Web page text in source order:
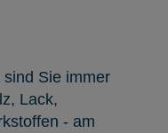
Sie immer
Lack,
- am